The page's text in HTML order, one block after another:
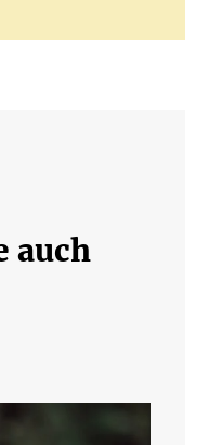
auch